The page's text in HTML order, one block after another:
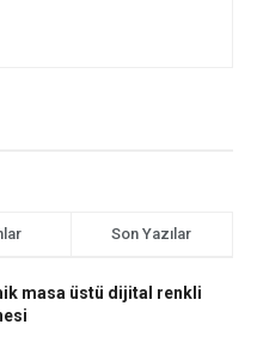
Son Yazılar
masa üstü dijital renkli